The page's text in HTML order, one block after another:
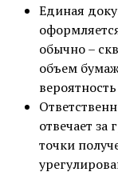
Единая
обычно –
объем
отвечает за
точки